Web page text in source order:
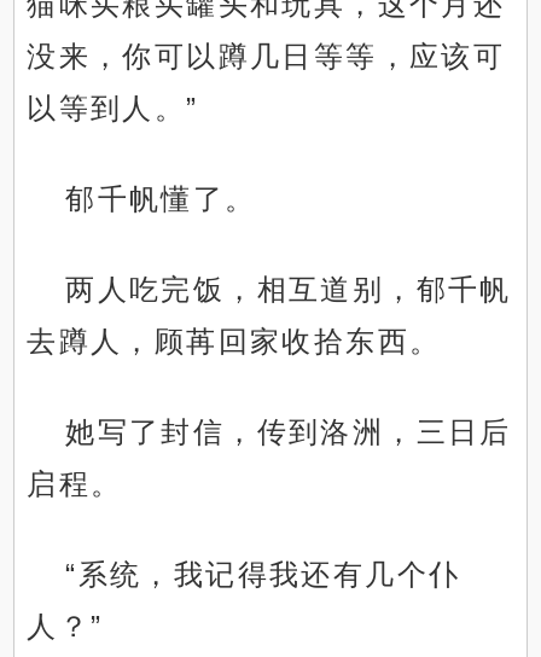
没来，你可以蹲几日等等，应该可
以等到人。”
郁千帆懂了。
两人吃完饭，相互道别，郁千帆
去蹲人，顾苒回家收拾东西。
她写了封信，传到洛洲，三日后
启程。
“系统，我记得我还有几个仆
人？”